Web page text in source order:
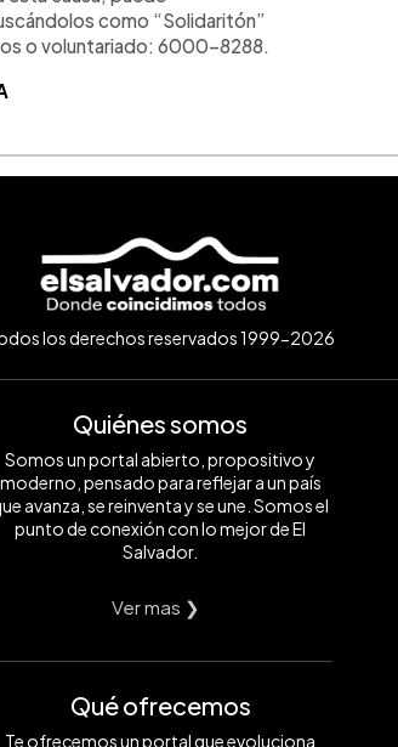
como “Solidaritón”
o voluntariado: 6000-8288.
los derechos reservados 1999-2026
Quiénes somos
Somos un portal abierto, propositivo y
moderno, pensado para reflejar a un país
avanza, se reinventa y se une. Somos el
punto de conexión con lo mejor de El
Salvador.
Ver mas ❯
Qué ofrecemos
Te ofrecemos un portal que evoluciona